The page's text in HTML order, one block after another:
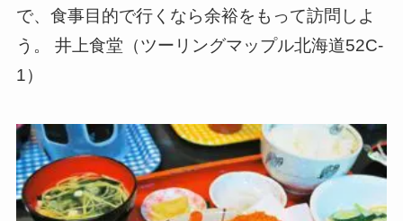
で、食事目的で行くなら余裕をもって訪問しよ
う。 井上食堂（ツーリングマップル北海道52C-
1）